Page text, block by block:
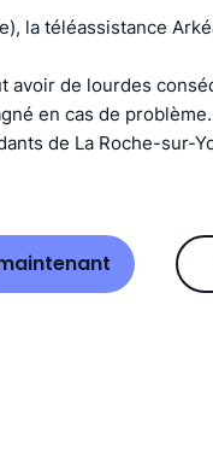
la téléassistance
avoir de lourdes
en cas de problème.
de La Roche-sur-